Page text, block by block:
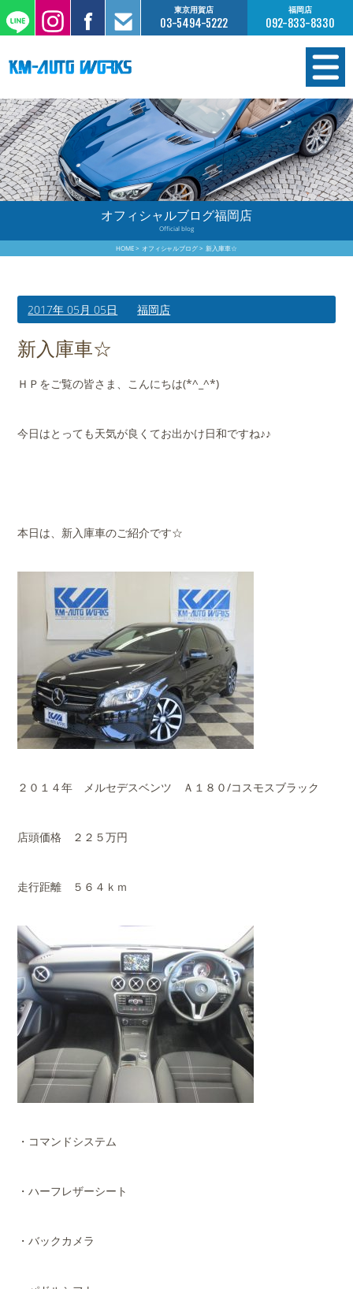
東京用賀店
03-5494-5222
福岡店
092-833-8330
在庫情報
オーダー販売
工場サービス
保証について
買取査定のご案内
会社概要
オフィシャルブログ福岡店
Official blog
HOME オフィシャルブログ 新入庫車☆
2017年 05月 05日 福岡店
新入庫車☆
ＨＰをご覧の皆さま、こんにちは(*^_^*)
今日はとっても天気が良くてお出かけ日和ですね♪♪
本日は、新入庫車のご紹介です☆
２０１４年 メルセデスベンツ Ａ１８０/コスモスブラック
店頭価格 ２２５万円
走行距離 ５６４ｋｍ
・コマンドシステム
・ハーフレザーシート
・バックカメラ